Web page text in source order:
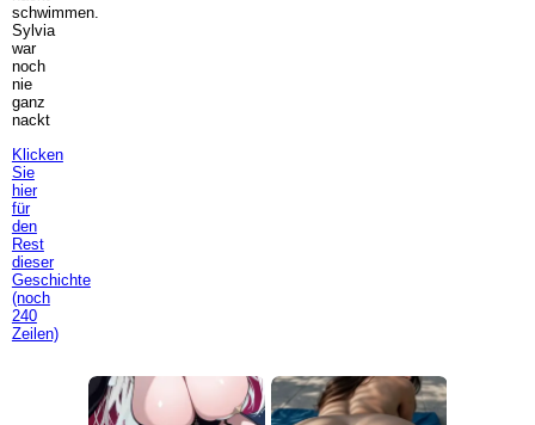
schwimmen.
Sylvia
war
noch
nie
ganz
nackt
Klicken
Sie
hier
für
den
Rest
dieser
Geschichte
(noch
240
Zeilen)